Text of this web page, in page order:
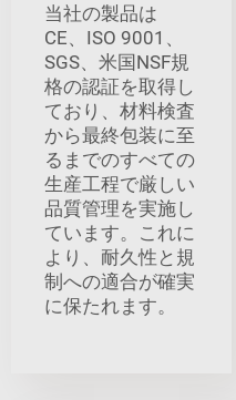
当社の製品は
CE、ISO 9001、
SGS、米国NSF規
格の認証を取得し
ており、材料検査
から最終包装に至
るまでのすべての
生産工程で厳しい
品質管理を実施し
ています。これに
より、耐久性と規
制への適合が確実
に保たれます。